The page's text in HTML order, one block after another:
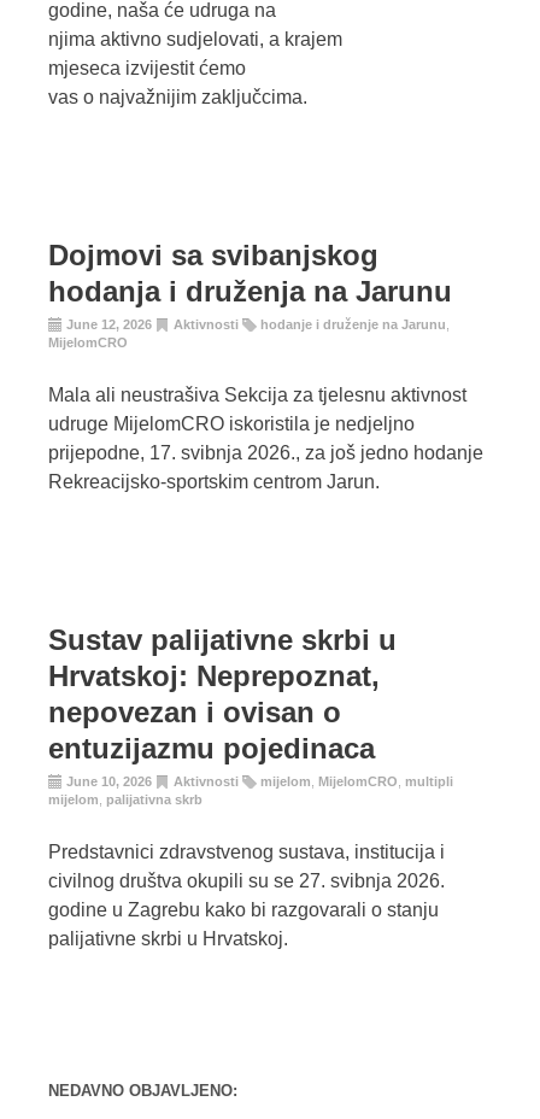
godine, naša će udruga na
njima aktivno sudjelovati, a krajem
mjeseca izvijestit ćemo
vas o najvažnijim zaključcima.
Dojmovi sa svibanjskog
hodanja i druženja na Jarunu
June 12, 2026 Aktivnosti hodanje i druženje na Jarunu
MijelomCRO
Mala ali neustrašiva Sekcija za tjelesnu aktivnost
udruge MijelomCRO iskoristila je nedjeljno
prijepodne, 17. svibnja 2026., za još jedno hodanje
Rekreacijsko-sportskim centrom Jarun.
Sustav palijativne skrbi u
Hrvatskoj: Neprepoznat,
nepovezan i ovisan o
entuzijazmu pojedinaca
June 10, 2026 Aktivnosti mijelom MijelomCRO
multipli
mijelom
palijativna skrb
Predstavnici zdravstvenog sustava, institucija i
civilnog društva okupili su se 27. svibnja 2026.
godine u Zagrebu kako bi razgovarali o stanju
palijativne skrbi u Hrvatskoj.
NEDAVNO OBJAVLJENO: